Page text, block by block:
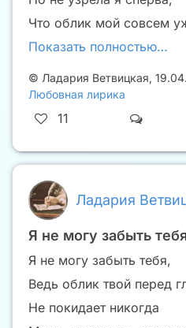
Что облик мой совсем
Показать полностью…
© Ладария Ветвицкая,
Любовная лирика
11
Ладария
Я не могу забыть тебя
Я не могу забыть тебя,
Ведь облик твой перед
Не покидает никогда